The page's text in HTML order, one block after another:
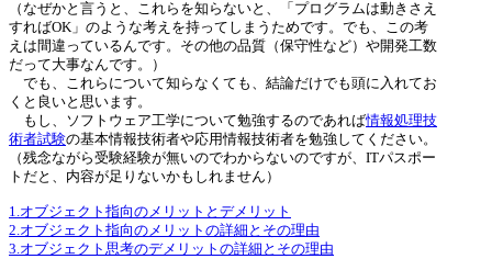
（なぜかと言うと、これらを知らないと、「プログラムは動きさえ
すればOK」のような考えを持ってしまうためです。でも、この考
えは間違っているんです。その他の品質（保守性など）や開発工数
だって大事なんです。）
でも、これらについて知らなくても、結論だけでも頭に入れてお
くと良いと思います。
もし、ソフトウェア工学について勉強するのであれば情報処理技
術者試験の基本情報技術者や応用情報技術者を勉強してください。
（残念ながら受験経験が無いのでわからないのですが、ITパスポー
トだと、内容が足りないかもしれません）
1.オブジェクト指向のメリットとデメリット
2.オブジェクト指向のメリットの詳細とその理由
3.オブジェクト思考のデメリットの詳細とその理由